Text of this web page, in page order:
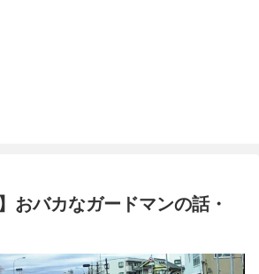
おバカなガードマンの話・